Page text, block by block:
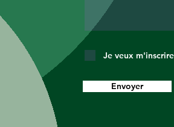
Je veux
Envoyer